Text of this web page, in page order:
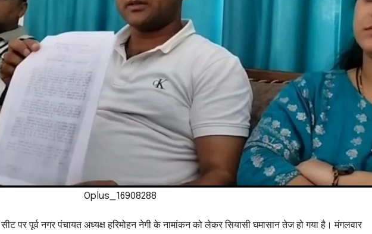
Oplus_16908288
सीट पर पूर्व नगर पंचायत अध्यक्ष हरिमोहन नेगी के नामांकन को लेकर सियासी घमासान तेज हो गया है। मंगलवार